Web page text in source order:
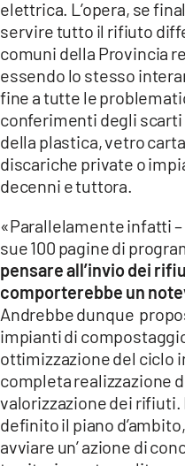
elettrica. L’opera, se
servire tutto il rifiuto
comuni della Provincia
essendo lo stesso
fine a tutte le
conferimenti degli scarti
della plastica, vetro
discariche private o
decenni e tuttora.
«Parallelamente infatti
sue 100 pagine di
pensare all’invio dei
comporterebbe un
Andrebbe dunque
impianti di
ottimizzazione del ciclo
completa realizzazione
valorizzazione dei rifiuti.
definito il piano
avviare un’ azione di